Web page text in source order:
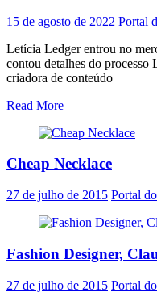
15 de agosto de 2022 Portal
Letícia Ledger entrou no
contou detalhes do processo
criadora de conteúdo
Read More
Cheap Necklace
27 de julho de 2015 Portal
Fashion Designer,
27 de julho de 2015 Portal